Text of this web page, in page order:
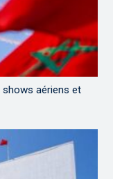
shows aériens et